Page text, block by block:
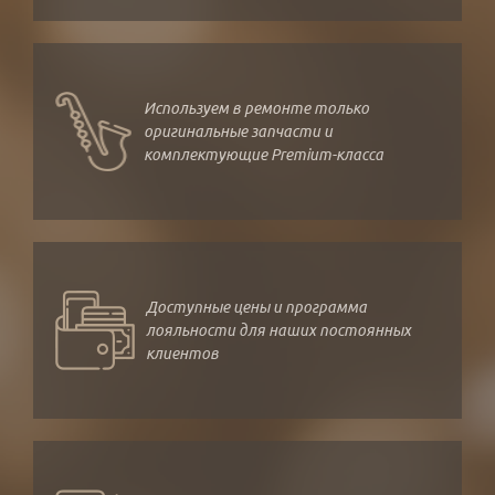
Используем в ремонте только
оригинальные запчасти и
комплектующие Premium-класса
Доступные цены и программа
лояльности для наших постоянных
клиентов